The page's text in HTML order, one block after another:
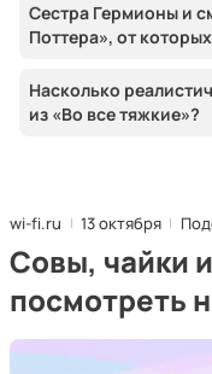
Сестра Гермионы и
Поттера», от
Насколько
из «Во все тяжкие»?
wi-fi.ru 13 октября
Совы, чайки
посмотреть